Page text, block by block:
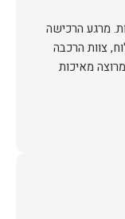
מרגע הרכישה
צוות הרכבה
מאיכות